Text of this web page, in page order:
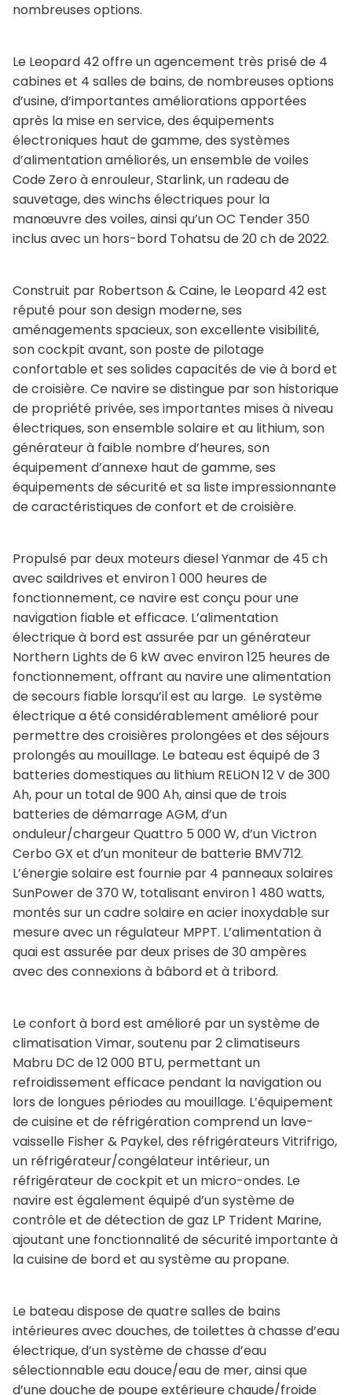
nombreuses options.
Le Leopard 42 offre un agencement très prisé de 4
cabines et 4 salles de bains, de nombreuses options
d’usine, d’importantes améliorations apportées
après la mise en service, des équipements
électroniques haut de gamme, des systèmes
d’alimentation améliorés, un ensemble de voiles
Code Zero à enrouleur, Starlink, un radeau de
sauvetage, des winchs électriques pour la
manœuvre des voiles, ainsi qu’un OC Tender 350
inclus avec un hors-bord Tohatsu de 20 ch de 2022.
Construit par Robertson & Caine, le Leopard 42 est
réputé pour son design moderne, ses
aménagements spacieux, son excellente visibilité,
son cockpit avant, son poste de pilotage
confortable et ses solides capacités de vie à bord et
de croisière. Ce navire se distingue par son historique
de propriété privée, ses importantes mises à niveau
électriques, son ensemble solaire et au lithium, son
générateur à faible nombre d’heures, son
équipement d’annexe haut de gamme, ses
équipements de sécurité et sa liste impressionnante
de caractéristiques de confort et de croisière.
Propulsé par deux moteurs diesel Yanmar de 45 ch
avec saildrives et environ 1 000 heures de
fonctionnement, ce navire est conçu pour une
navigation fiable et efficace. L’alimentation
électrique à bord est assurée par un générateur
Northern Lights de 6 kW avec environ 125 heures de
fonctionnement, offrant au navire une alimentation
de secours fiable lorsqu’il est au large. Le système
électrique a été considérablement amélioré pour
permettre des croisières prolongées et des séjours
prolongés au mouillage. Le bateau est équipé de 3
batteries domestiques au lithium RELiON 12 V de 300
Ah, pour un total de 900 Ah, ainsi que de trois
batteries de démarrage AGM, d’un
onduleur/chargeur Quattro 5 000 W, d’un Victron
Cerbo GX et d’un moniteur de batterie BMV712.
L’énergie solaire est fournie par 4 panneaux solaires
SunPower de 370 W, totalisant environ 1 480 watts,
montés sur un cadre solaire en acier inoxydable sur
mesure avec un régulateur MPPT. L’alimentation à
quai est assurée par deux prises de 30 ampères
avec des connexions à bâbord et à tribord.
Le confort à bord est amélioré par un système de
climatisation Vimar, soutenu par 2 climatiseurs
Mabru DC de 12 000 BTU, permettant un
refroidissement efficace pendant la navigation ou
lors de longues périodes au mouillage. L’équipement
de cuisine et de réfrigération comprend un lave-
vaisselle Fisher & Paykel, des réfrigérateurs Vitrifrigo,
un réfrigérateur/congélateur intérieur, un
réfrigérateur de cockpit et un micro-ondes. Le
navire est également équipé d’un système de
contrôle et de détection de gaz LP Trident Marine,
ajoutant une fonctionnalité de sécurité importante à
la cuisine de bord et au système au propane.
Le bateau dispose de quatre salles de bains
intérieures avec douches, de toilettes à chasse d’eau
électrique, d’un système de chasse d’eau
sélectionnable eau douce/eau de mer, ainsi que
d’une douche de poupe extérieure chaude/froide